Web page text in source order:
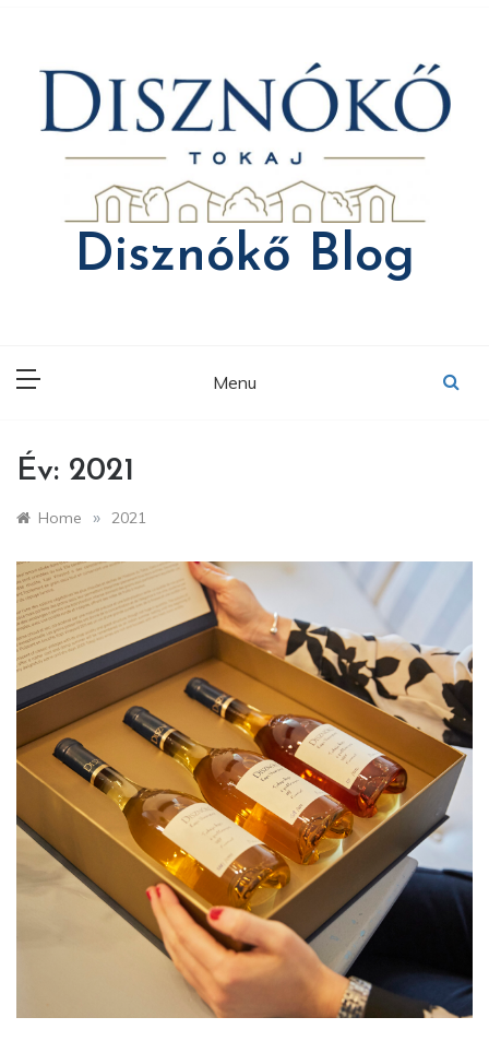
Disznókő Blog
Menu
Év: 2021
Home » 2021